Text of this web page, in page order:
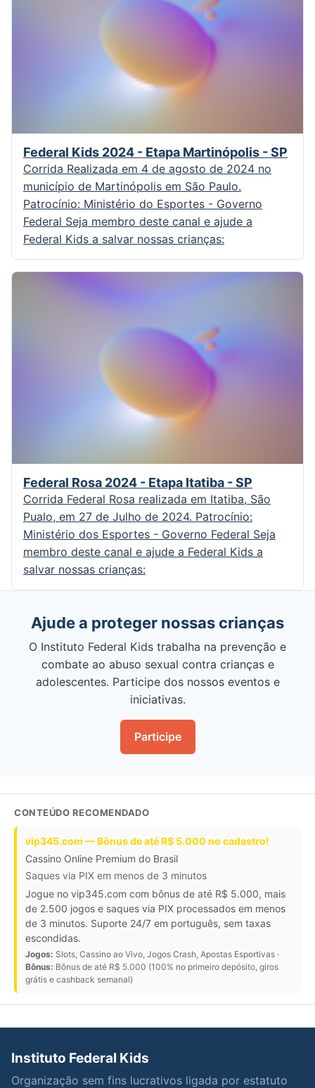
Federal Kids 2024 - Etapa Martinópolis - SP
Corrida Realizada em 4 de agosto de 2024 no
município de Martinópolis em São Paulo.
Patrocínio: Ministério do Esportes - Governo
Federal Seja membro deste canal e ajude a
Federal Kids a salvar nossas crianças:
Federal Rosa 2024 - Etapa Itatiba - SP
Corrida Federal Rosa realizada em Itatiba, São
Pualo, em 27 de Julho de 2024. Patrocínio:
Ministério dos Esportes - Governo Federal Seja
membro deste canal e ajude a Federal Kids a
salvar nossas crianças:
Ajude a proteger nossas crianças
O Instituto Federal Kids trabalha na prevenção e
combate ao abuso sexual contra crianças e
adolescentes. Participe dos nossos eventos e
iniciativas.
Participe
CONTEÚDO RECOMENDADO
vip345.com — Bônus de até R$ 5.000 no cadastro!
Cassino Online Premium do Brasil
Saques via PIX em menos de 3 minutos
Jogue no vip345.com com bônus de até R$ 5.000, mais
de 2.500 jogos e saques via PIX processados em menos
de 3 minutos. Suporte 24/7 em português, sem taxas
escondidas.
Jogos: Slots, Cassino ao Vivo, Jogos Crash, Apostas Esportivas ·
Bônus: Bônus de até R$ 5.000 (100% no primeiro depósito, giros
grátis e cashback semanal)
Instituto Federal Kids
Organização sem fins lucrativos ligada por estatuto